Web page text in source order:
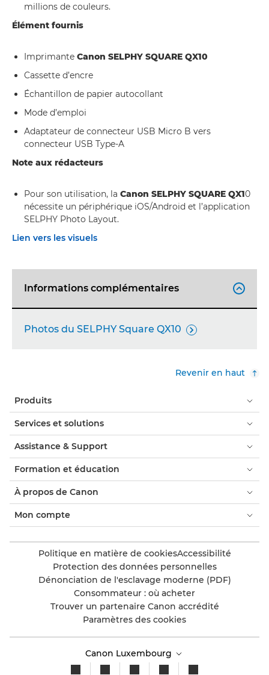
millions de couleurs.
Élément fournis
Imprimante Canon SELPHY SQUARE QX10
Cassette d’encre
Échantillon de papier autocollant
Mode d’emploi
Adaptateur de connecteur USB Micro B vers
connecteur USB Type-A
Note aux rédacteurs
Pour son utilisation, la Canon SELPHY SQUARE QX10
nécessite un périphérique iOS/Android et l’application
SELPHY Photo Layout.
Lien vers les visuels
Informations complémentaires 
Photos du SELPHY Square QX10 
Revenir en haut
Produits
Services et solutions
Assistance & Support
Formation et éducation
À propos de Canon
Mon compte
Politique en matière de cookiesAccessibilité
Protection des données personnelles
Dénonciation de l'esclavage moderne (PDF)
Consommateur : où acheter
Trouver un partenaire Canon accrédité
Paramètres des cookies
Canon Luxembourg